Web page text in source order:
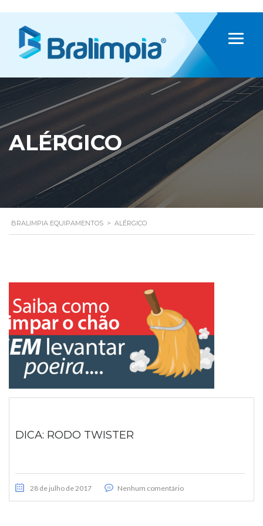
ALÉRGICO
BRALIMPIA EQUIPAMENTOS > ALÉRGICO
DICA: RODO TWISTER
28 de julho de 2017 Nenhum comentário